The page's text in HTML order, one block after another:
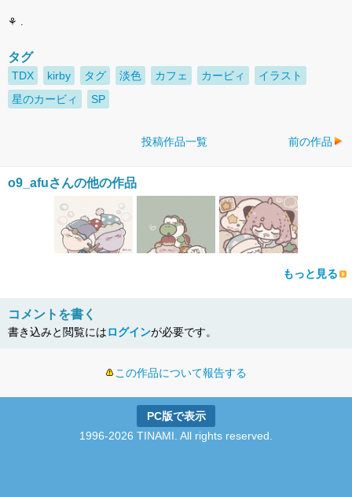
⚘ .
タグ
TDX kirby タグ 淡色 カフェ カービィ
イラスト
星のカービィ
SP
投稿作品一覧 前の作品
o9_afuさんの他の作品
もっと見る
コメントを書く
書き込みと閲覧にはログインが必要です。
この作品について報告する
PC版で表示
1996-2026 TINAMI. All rights reserved.